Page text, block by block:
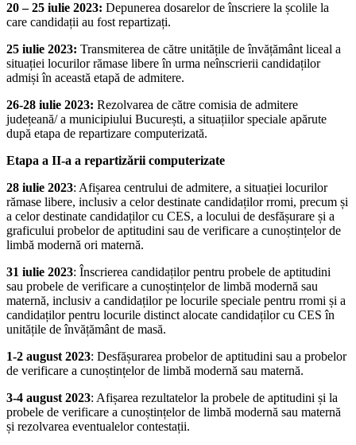
20 – 25 iulie 2023: Depunerea dosarelor de înscriere la școlile la
care candidații au fost repartizați.
25 iulie 2023: Transmiterea de către unitățile de învățământ liceal a
situației locurilor rămase libere în urma neînscrierii candidaților
admiși în această etapă de admitere.
26-28 iulie 2023: Rezolvarea de către comisia de admitere
județeană/ a municipiului București, a situațiilor speciale apărute
după etapa de repartizare computerizată.
Etapa a II-a a repartizării computerizate
28 iulie 2023: Afișarea centrului de admitere, a situației locurilor
rămase libere, inclusiv a celor destinate candidaților rromi, precum și
a celor destinate candidaților cu CES, a locului de desfășurare și a
graficului probelor de aptitudini sau de verificare a cunoștințelor de
limbă modernă ori maternă.
31 iulie 2023: Înscrierea candidaților pentru probele de aptitudini
sau probele de verificare a cunoștințelor de limbă modernă sau
maternă, inclusiv a candidaților pe locurile speciale pentru rromi și a
candidaților pentru locurile distinct alocate candidaților cu CES în
unitățile de învățământ de masă.
1-2 august 2023: Desfășurarea probelor de aptitudini sau a probelor
de verificare a cunoștințelor de limbă modernă sau maternă.
3-4 august 2023: Afișarea rezultatelor la probele de aptitudini și la
probele de verificare a cunoștințelor de limbă modernă sau maternă
și rezolvarea eventualelor contestații.